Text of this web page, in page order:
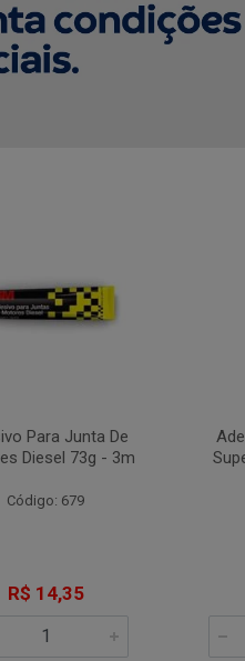
Para Junta De
Diesel 73g - 3m
Código: 679
R$ 14,35